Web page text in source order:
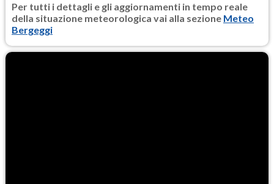
Per tutti i dettagli e gli aggiornamenti in tempo reale
della situazione meteorologica vai alla sezione Meteo
Bergeggi